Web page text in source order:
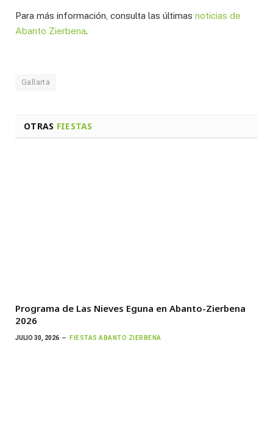
Para más información, consulta las últimas noticias de
Abanto Zierbena.
Gallarta
OTRAS FIESTAS
Programa de Las Nieves Eguna en Abanto-Zierbena
2026
JULIO 30, 2026 FIESTAS ABANTO ZIERBENA